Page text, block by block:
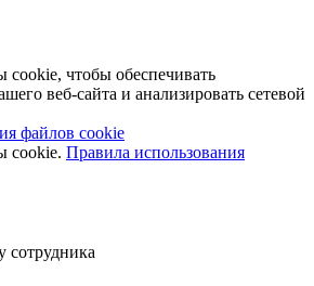
чтобы обеспечивать
веб-сайта и анализировать сетевой
файлов cookie
cookie. Правила использования
сотрудника